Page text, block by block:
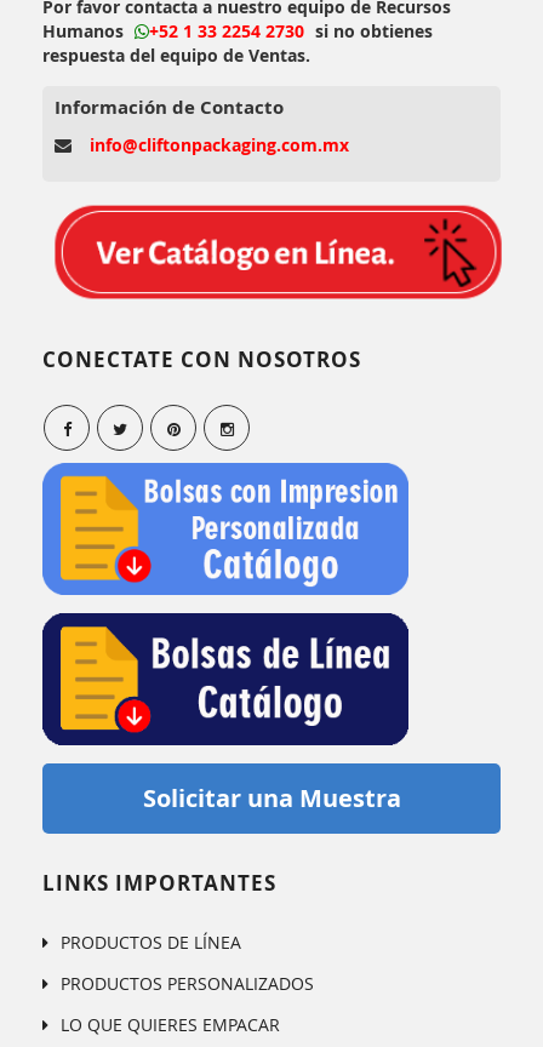
Por favor contacta a nuestro equipo de Recursos
Humanos
+52 1 33 2254 2730 si no obtienes
respuesta del equipo de Ventas.
Información de Contacto
info@cliftonpackaging.com.mx
CONECTATE CON NOSOTROS
Solicitar una Muestra
LINKS IMPORTANTES
PRODUCTOS DE LÍNEA
PRODUCTOS PERSONALIZADOS
LO QUE QUIERES EMPACAR